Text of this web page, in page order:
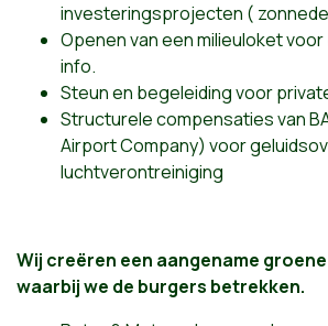
investeringsprojecten (
Openen van een milieuloket
info.
Steun en begeleiding voor
Structurele compensaties van
Airport Company) voor
luchtverontreiniging
Wij creëren een aangename
waarbij we de burgers betrekken.